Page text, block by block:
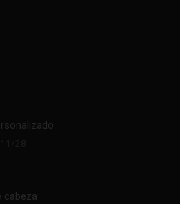
cabeza